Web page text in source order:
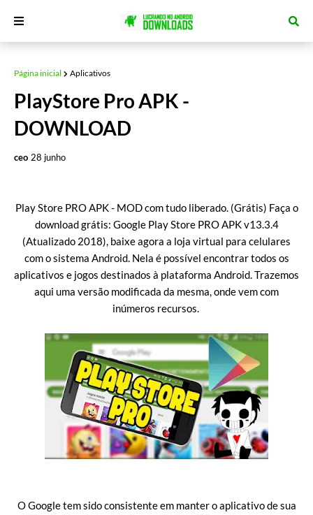
Página inicial Aplicativos
PlayStore Pro APK -
DOWNLOAD
ceo 28 junho
Play Store PRO APK - MOD com tudo liberado. (Grátis) Faça o
download grátis: Google Play Store PRO APK v13.3.4
(Atualizado 2018), baixe agora a loja virtual para celulares
com o sistema Android. Nela é possível encontrar todos os
aplicativos e jogos destinados à plataforma Android. Trazemos
aqui uma versão modificada da mesma, onde vem com
inúmeros recursos.
O Google tem sido consistente em manter o aplicativo de sua